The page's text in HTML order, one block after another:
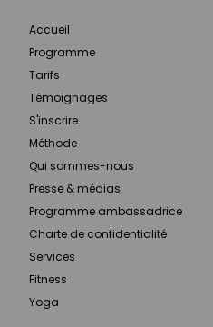
Accueil
Programme
Tarifs
Témoignages
S'inscrire
Méthode
Qui sommes-nous
Presse & médias
Programme ambassadrice
Charte de confidentialité
Services
Fitness
Yoga